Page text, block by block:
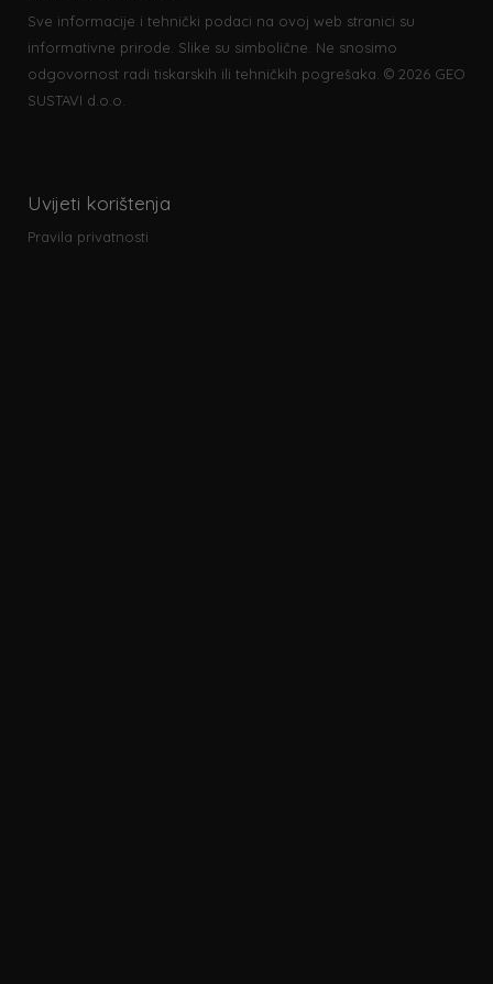
Sve informacije i tehnički podaci na ovoj web stranici su
informativne prirode. Slike su simbolične. Ne snosimo
odgovornost radi tiskarskih ili tehničkih pogrešaka. © 2026 GEO
SUSTAVI d.o.o.
Uvijeti korištenja
Pravila privatnosti